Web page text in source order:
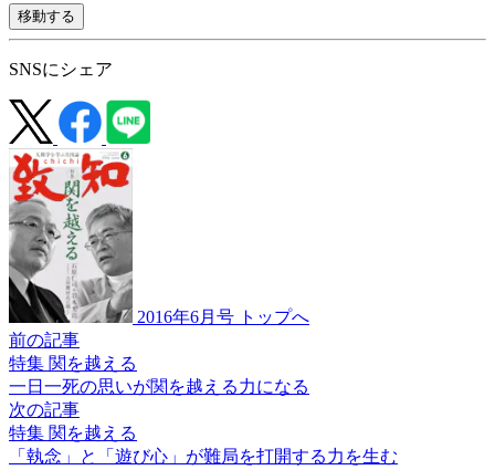
移動する
SNSにシェア
2016年6月号 トップへ
前の記事
特集 関を越える
一日一死の思いが関を越える力になる
次の記事
特集 関を越える
「執念」と「遊び心」が難局を打開する力を生む